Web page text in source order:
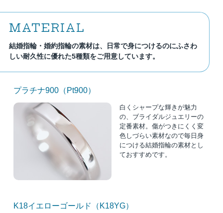
MATERIAL
結婚指輪・婚約指輪の素材は、日常で身につけるのにふさわ
しい耐久性に優れた5種類をご用意しています。
プラチナ900（Pt900）
白くシャープな輝きが魅力
の、ブライダルジュエリーの
定番素材。傷がつきにくく変
色しづらい素材なので毎日身
につける結婚指輪の素材とし
ておすすめです。
K18イエローゴールド（K18YG）